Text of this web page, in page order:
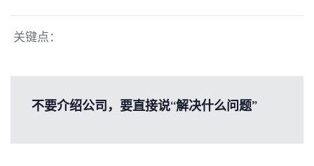
关键点：
不要介绍公司，要直接说“解决什么问题”